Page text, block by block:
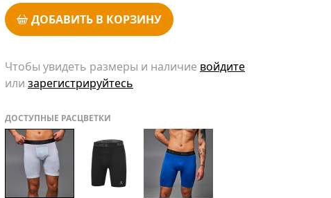
ДОБАВИТЬ В КОРЗИНУ
Чтобы увидеть размеры и наличие войдите
или зарегистрируйтесь
ДОСТУПНЫЕ РАСЦВЕТКИ